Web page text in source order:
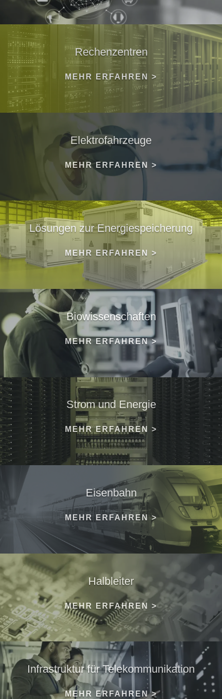
Rechenzentren
MEHR ERFAHREN >
Elektrofahrzeuge
MEHR ERFAHREN >
Lösungen zur Energiespeicherung
MEHR ERFAHREN >
Biowissen­schaften
MEHR ERFAHREN >
Strom und Energie
MEHR ERFAHREN >
Eisenbahn
MEHR ERFAHREN >
Halbleiter
MEHR ERFAHREN >
Infrastruktur für Telekommunikation
MEHR ERFAHREN >